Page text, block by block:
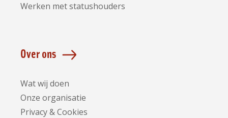
Werken met statushouders
Over ons
Wat wij doen
Onze organisatie
Privacy & Cookies